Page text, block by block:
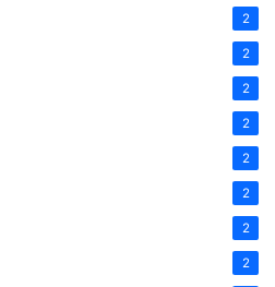
2
2
2
2
2
2
2
2